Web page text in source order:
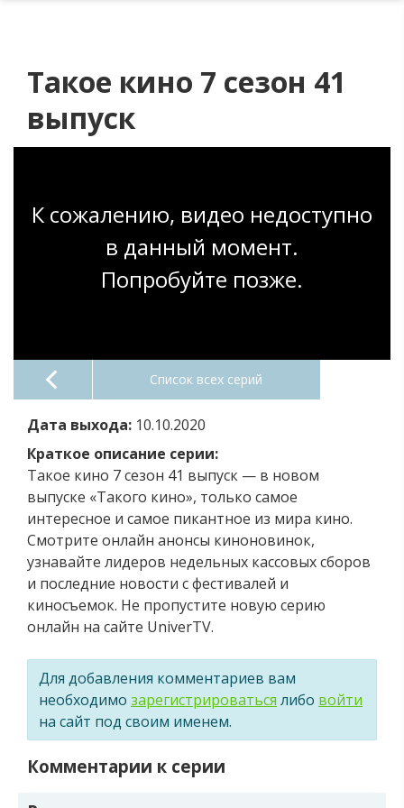
Такое кино 7 сезон 41
выпуск
К сожалению, видео недоступно
в данный момент.
Попробуйте позже.
Список всех серий
Дата выхода: 10.10.2020
Краткое описание серии:
Такое кино 7 сезон 41 выпуск — в новом
выпуске «Такого кино», только самое
интересное и самое пикантное из мира кино.
Смотрите онлайн анонсы киноновинок,
узнавайте лидеров недельных кассовых сборов
и последние новости с фестивалей и
киносъемок. Не пропустите новую серию
онлайн на сайте UniverTV.
Для добавления комментариев вам
необходимо зарегистрироваться либо войти
на сайт под своим именем.
Комментарии к серии